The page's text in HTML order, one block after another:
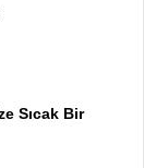
Sıcak Bir